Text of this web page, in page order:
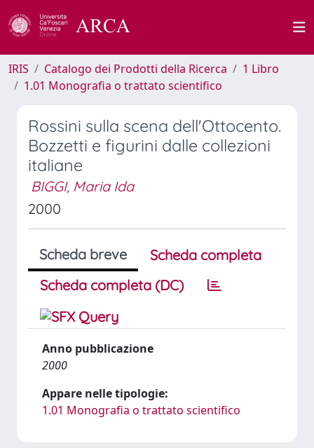
IRIS Catalogo dei Prodotti della Ricerca
1 Libro
1.01 Monografia o trattato scientifico
Rossini sulla scena dell'Ottocento.
Bozzetti e figurini dalle collezioni
italiane
BIGGI, Maria Ida
2000
Scheda breve
Scheda completa
Scheda completa (DC)
Anno pubblicazione
2000
Appare nelle tipologie:
1.01 Monografia o trattato scientifico